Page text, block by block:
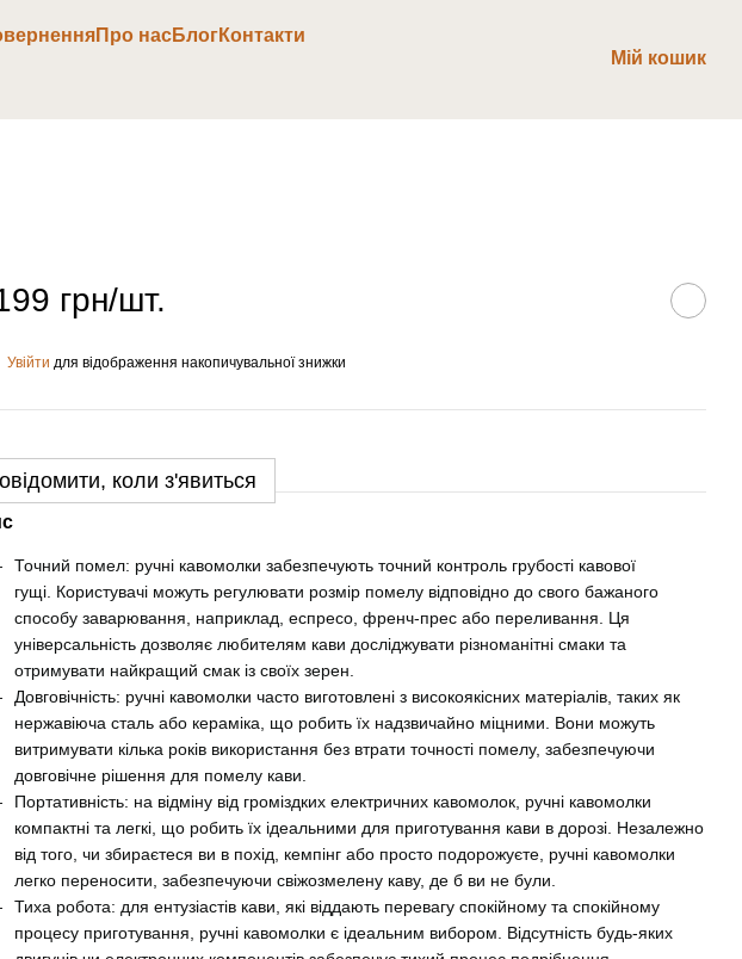
Про насБлогКонтакти
Мій кошик
грн/шт.
Увійти для відображення накопичувальної знижки
коли з'явиться
Точний помел: ручні кавомолки забезпечують точний контроль грубості кавової
гущі. Користувачі можуть регулювати розмір помелу відповідно до свого бажаного
способу заварювання, наприклад, еспресо, френч-прес або переливання. Ця
універсальність дозволяє любителям кави досліджувати різноманітні смаки та
отримувати найкращий смак із своїх зерен.
Довговічність: ручні кавомолки часто виготовлені з високоякісних матеріалів, таких як
нержавіюча сталь або кераміка, що робить їх надзвичайно міцними. Вони можуть
витримувати кілька років використання без втрати точності помелу, забезпечуючи
довговічне рішення для помелу кави.
Портативність: на відміну від громіздких електричних кавомолок, ручні кавомолки
компактні та легкі, що робить їх ідеальними для приготування кави в дорозі. Незалежно
від того, чи збираєтеся ви в похід, кемпінг або просто подорожуєте, ручні кавомолки
легко переносити, забезпечуючи свіжозмелену каву, де б ви не були.
Тиха робота: для ентузіастів кави, які віддають перевагу спокійному та спокійному
процесу приготування, ручні кавомолки є ідеальним вибором. Відсутність будь-яких